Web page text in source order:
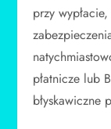
przy
płatnicze lub
błyskawiczne